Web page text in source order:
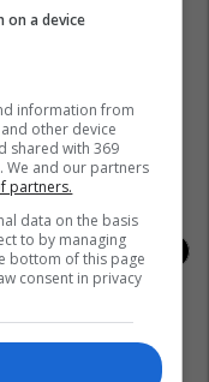
Kupa e Botës 2026
me tri maskota zyrtare
on a device
information from
other device
shared with 369
We and our partners
partners.
data on the basis
to by managing
bottom of this page
consent in privacy